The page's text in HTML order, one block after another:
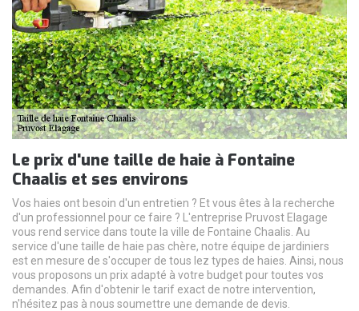
Le prix d'une taille de haie à Fontaine
Chaalis et ses environs
Vos haies ont besoin d'un entretien ? Et vous êtes à la recherche
d'un professionnel pour ce faire ? L'entreprise Pruvost Elagage
vous rend service dans toute la ville de Fontaine Chaalis. Au
service d'une taille de haie pas chère, notre équipe de jardiniers
est en mesure de s'occuper de tous lez types de haies. Ainsi, nous
vous proposons un prix adapté à votre budget pour toutes vos
demandes. Afin d'obtenir le tarif exact de notre intervention,
n'hésitez pas à nous soumettre une demande de devis.